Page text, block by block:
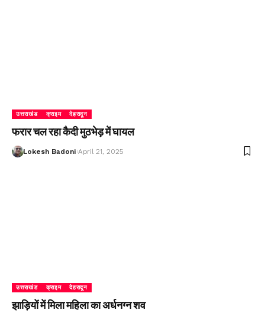
उत्तराखंड क्राइम देहरादून
फरार चल रहा कैदी मुठभेड़ में घायल
Lokesh Badoni April 21, 2025
उत्तराखंड क्राइम देहरादून
झाड़ियों में मिला महिला का अर्धनग्न शव